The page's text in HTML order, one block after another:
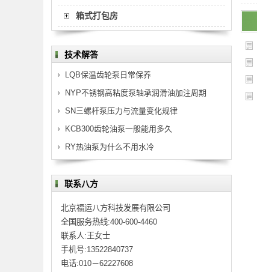
箱式打包房
技术解答
LQB保温齿轮泵日常保养
NYP不锈钢高粘度泵轴承润滑油加注周期
SN三螺杆泵压力与流量变化规律
KCB300齿轮油泵一般能用多久
RY热油泵为什么不用水冷
联系八方
北京福运八方科技发展有限公司
全国服务热线:400-600-4460
联系人:王女士
手机号:13522840737
电话:010－62227608